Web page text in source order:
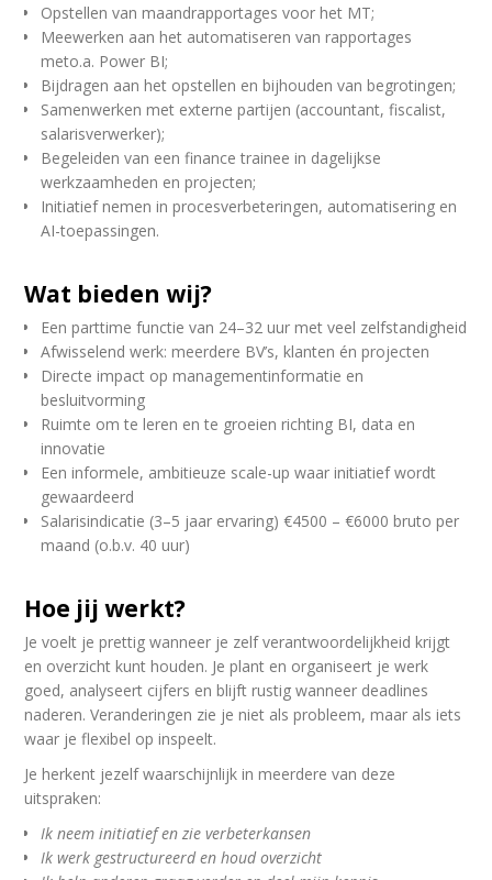
Opstellen van maandrapportages voor het MT;
Meewerken aan het automatiseren van rapportages
meto.a. Power BI;
Bijdragen aan het opstellen en bijhouden van begrotingen;
Samenwerken met externe partijen (accountant, fiscalist,
salarisverwerker);
Begeleiden van een finance trainee in dagelijkse
werkzaamheden en projecten;
Initiatief nemen in procesverbeteringen, automatisering en
AI-toepassingen.
Wat bieden wij?
Een parttime functie van 24–32 uur met veel zelfstandigheid
Afwisselend werk: meerdere BV’s, klanten én projecten
Directe impact op managementinformatie en
besluitvorming
Ruimte om te leren en te groeien richting BI, data en
innovatie
Een informele, ambitieuze scale-up waar initiatief wordt
gewaardeerd
Salarisindicatie (3–5 jaar ervaring) €4500 – €6000 bruto per
maand (o.b.v. 40 uur)
Hoe jij werkt?
Je voelt je prettig wanneer je zelf verantwoordelijkheid krijgt
en overzicht kunt houden. Je plant en organiseert je werk
goed, analyseert cijfers en blijft rustig wanneer deadlines
naderen. Veranderingen zie je niet als probleem, maar als iets
waar je flexibel op inspeelt.
Je herkent jezelf waarschijnlijk in meerdere van deze
uitspraken:
Ik neem initiatief en zie verbeterkansen
Ik werk gestructureerd en houd overzicht